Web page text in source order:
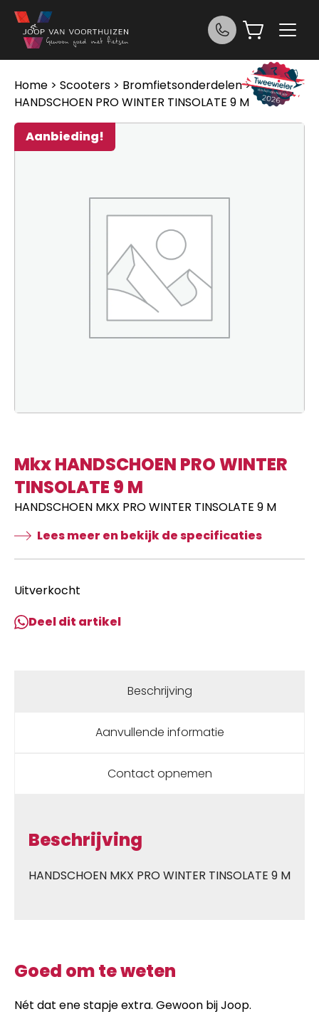
Ga naar de inhoud
Home > Scooters > Bromfietsonderdelen> Mkx
HANDSCHOEN PRO WINTER TINSOLATE 9 M
Aanbieding!
Mkx HANDSCHOEN PRO WINTER
TINSOLATE 9 M
HANDSCHOEN MKX PRO WINTER TINSOLATE 9 M
Lees meer en bekijk de specificaties
Uitverkocht
Deel dit artikel
Beschrijving
Aanvullende informatie
Contact opnemen
Beschrijving
HANDSCHOEN MKX PRO WINTER TINSOLATE 9 M
Goed om te weten
Nét dat ene stapje extra. Gewoon bij Joop.